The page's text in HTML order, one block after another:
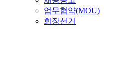
업무협약(MOU)
회장선거